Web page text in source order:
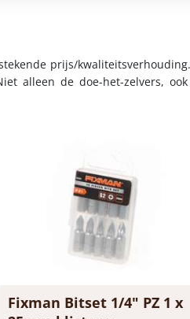
prijs/
alleen de doe-het-zelvers,
Fixman Bitset 1/4" PZ 1 x